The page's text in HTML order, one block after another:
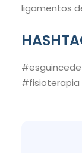
ligamentos